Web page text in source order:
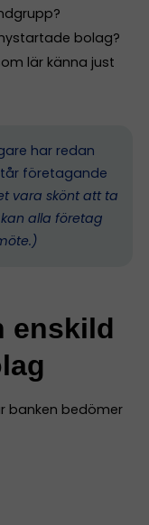
bolag?
lär känna just
har redan
företagande
vara skönt att ta
alla företag
enskild
banken bedömer